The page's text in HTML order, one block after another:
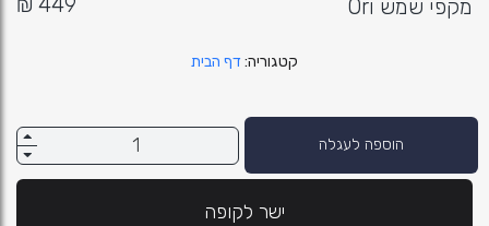
מקפי שמש Ori
קטגוריה דף הבית
הוספה לעגלה
ישר לקופה